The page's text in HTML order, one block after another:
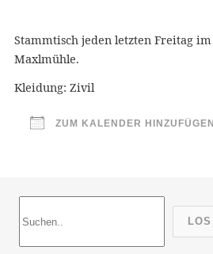
Stammtisch jeden letzten Freitag
Maxlmühle.
Kleidung: Zivil
ZUM KALENDER HINZUFÜGEN
LOS